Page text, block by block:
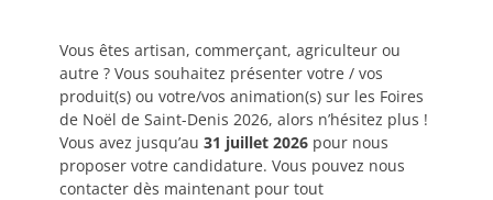
Vous êtes artisan, commerçant, agriculteur ou
autre ? Vous souhaitez présenter votre / vos
produit(s) ou votre/vos animation(s) sur les Foires
de Noël de Saint-Denis 2026, alors n’hésitez plus !
Vous avez jusqu’au 31 juillet 2026 pour nous
proposer votre candidature. Vous pouvez nous
contacter dès maintenant pour tout